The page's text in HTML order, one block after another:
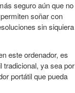
seguro aún que no
soñar con
sin siquiera
este ordenador, es
tradicional, ya sea por
portátil que pueda